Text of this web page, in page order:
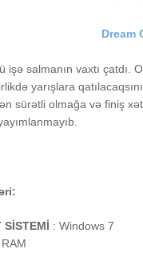
Dream
işə salmanın vaxtı çatdı.
yarışlara
sürətli olmağa və finiş
: Windows 7